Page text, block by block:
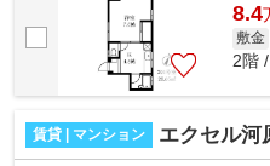
8.4
敷金
2階
賃貸 | マンション エクセル河